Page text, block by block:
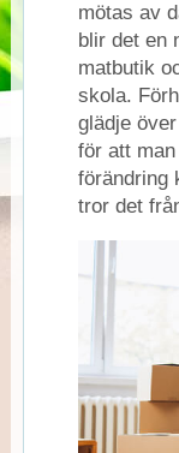
mötas av
blir det en
matbutik
skola.
glädje
för att
förändring
tror det